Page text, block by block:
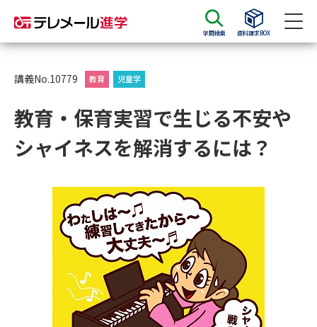
学問検索 資料請求BOX
資料請求
大学・短大の資料種類から請求
総合型選抜・学校推薦型選抜 募
集要項＆願書
大学入学共通テスト利用選抜の
募集要項＆願書
大学・短大以外の資料から請求
専門学校の資料請求 大学院の資料請求
講義No.10779 教育 児童学
教育・保育実習で生じる不安や
シャイネスを解消するには？